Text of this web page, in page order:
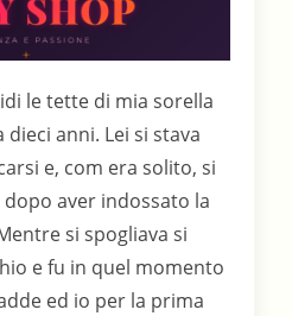
le tette di mia sorella
dieci anni. Lei si stava
e, com era solito, si
aver indossato la
si spogliava si
e fu in quel momento
ed io per la prima